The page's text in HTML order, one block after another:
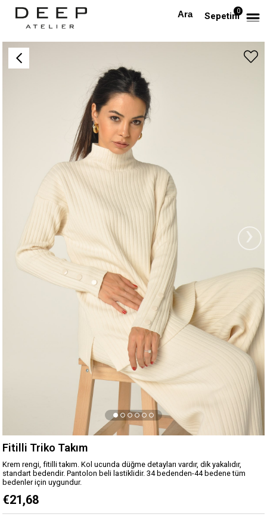
Sepetim0
Anasayfa Fitilli Triko Takım
›
Fitilli Triko Takım
Krem rengi, fitilli takım. Kol ucunda düğme detayları vardır, dik yakalıdır,
standart bedendir. Pantolon beli lastiklidir. 34 bedenden-44 bedene tüm
bedenler için uygundur.
€21,68